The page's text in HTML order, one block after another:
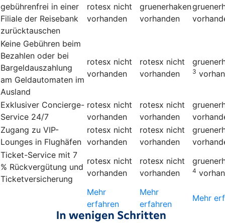
gebührenfrei in einer
Filiale der Reisebank
zurücktauschen
rotesx nicht
vorhanden
gruenerhaken
vorhanden
Keine Gebühren beim
Bezahlen oder bei
Bargeldauszahlung
am Geldautomaten im
Ausland
rotesx nicht
vorhanden
rotesx nicht
vorhanden
3
Exklusiver Concierge-
Service 24/7
rotesx nicht
vorhanden
rotesx nicht
vorhanden
Zugang zu VIP-
Lounges in Flughäfen
rotesx nicht
vorhanden
rotesx nicht
vorhanden
Ticket-Service mit 7
% Rückvergütung und
Ticketversicherung
rotesx nicht
vorhanden
rotesx nicht
vorhanden
4
Mehr
erfahren
Mehr
erfahren
Mehr